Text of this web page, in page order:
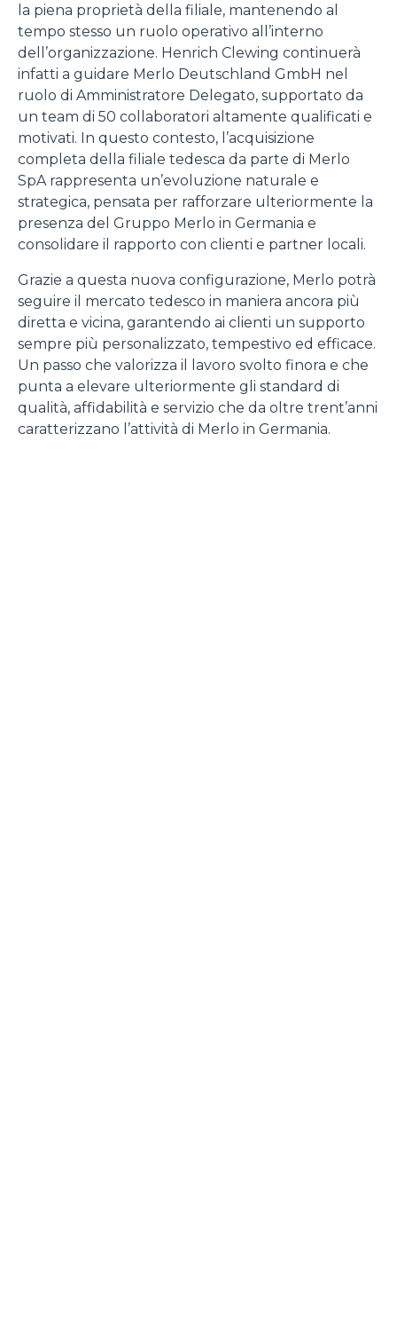
la piena proprietà della filiale, mantenendo al
tempo stesso un ruolo operativo all’interno
dell’organizzazione. Henrich Clewing continuerà
infatti a guidare Merlo Deutschland GmbH nel
ruolo di Amministratore Delegato, supportato da
un team di 50 collaboratori altamente qualificati e
motivati. In questo contesto, l’acquisizione
completa della filiale tedesca da parte di Merlo
SpA rappresenta un’evoluzione naturale e
strategica, pensata per rafforzare ulteriormente la
presenza del Gruppo Merlo in Germania e
consolidare il rapporto con clienti e partner locali.
Grazie a questa nuova configurazione, Merlo potrà
seguire il mercato tedesco in maniera ancora più
diretta e vicina, garantendo ai clienti un supporto
sempre più personalizzato, tempestivo ed efficace.
Un passo che valorizza il lavoro svolto finora e che
punta a elevare ulteriormente gli standard di
qualità, affidabilità e servizio che da oltre trent’anni
caratterizzano l’attività di Merlo in Germania.